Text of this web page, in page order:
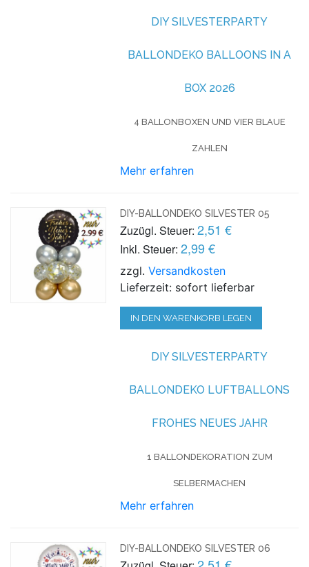
DIY SILVESTERPARTY
BALLONDEKO BALLOONS IN A
BOX 2026
4 BALLONBOXEN UND VIER BLAUE
ZAHLEN
Mehr erfahren
DIY-BALLONDEKO SILVESTER 05
Zuzügl. Steuer: 2,51 €
Inkl. Steuer: 2,99 €
zzgl.Versandkosten
Lieferzeit: sofort lieferbar
IN DEN WARENKORB LEGEN
DIY SILVESTERPARTY
BALLONDEKO LUFTBALLONS
FROHES NEUES JAHR
1 BALLONDEKORATION ZUM
SELBERMACHEN
Mehr erfahren
DIY-BALLONDEKO SILVESTER 06